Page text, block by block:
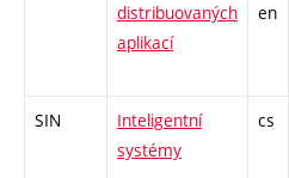
distribuovaných
aplikací
en
SIN
Inteligentní
systémy
cs